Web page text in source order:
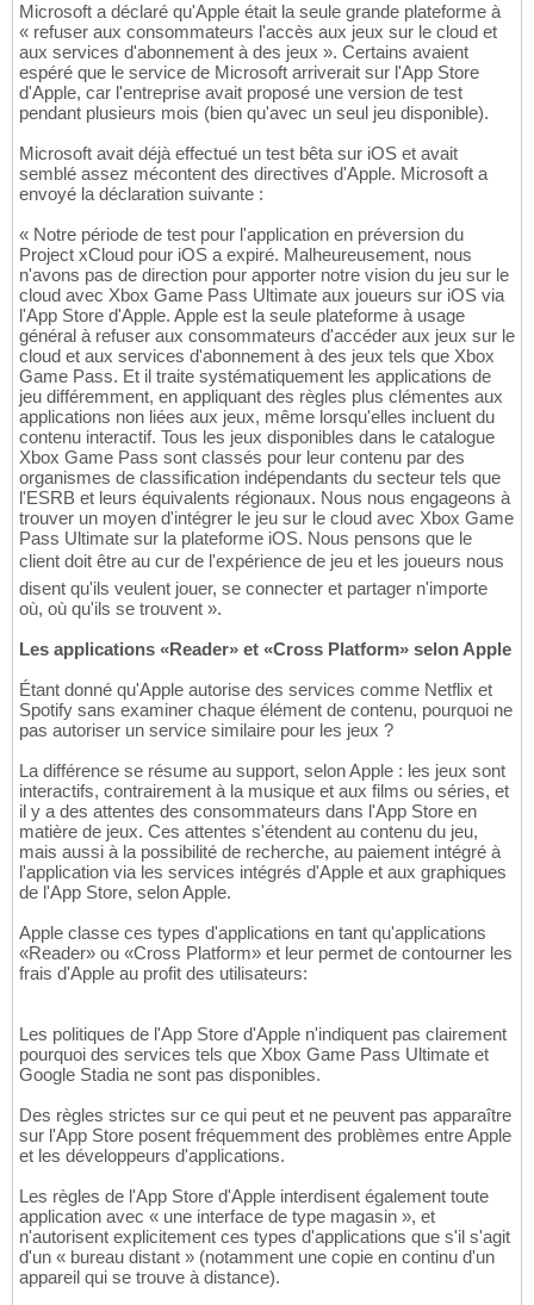
Microsoft a déclaré qu'Apple était la seule grande plateforme à
« refuser aux consommateurs l'accès aux jeux sur le cloud et
aux services d'abonnement à des jeux ». Certains avaient
espéré que le service de Microsoft arriverait sur l'App Store
d'Apple, car l'entreprise avait proposé une version de test
pendant plusieurs mois (bien qu'avec un seul jeu disponible).
Microsoft avait déjà effectué un test bêta sur iOS et avait
semblé assez mécontent des directives d'Apple. Microsoft a
envoyé la déclaration suivante :
« Notre période de test pour l'application en préversion du
Project xCloud pour iOS a expiré. Malheureusement, nous
n'avons pas de direction pour apporter notre vision du jeu sur le
cloud avec Xbox Game Pass Ultimate aux joueurs sur iOS via
l'App Store d'Apple. Apple est la seule plateforme à usage
général à refuser aux consommateurs d'accéder aux jeux sur le
cloud et aux services d'abonnement à des jeux tels que Xbox
Game Pass. Et il traite systématiquement les applications de
jeu différemment, en appliquant des règles plus clémentes aux
applications non liées aux jeux, même lorsqu'elles incluent du
contenu interactif. Tous les jeux disponibles dans le catalogue
Xbox Game Pass sont classés pour leur contenu par des
organismes de classification indépendants du secteur tels que
l'ESRB et leurs équivalents régionaux. Nous nous engageons à
trouver un moyen d'intégrer le jeu sur le cloud avec Xbox Game
Pass Ultimate sur la plateforme iOS. Nous pensons que le
client doit être au cur de l'expérience de jeu et les joueurs nous
disent qu'ils veulent jouer, se connecter et partager n'importe
où, où qu'ils se trouvent ».
Les applications «Reader» et «Cross Platform» selon Apple
Étant donné qu'Apple autorise des services comme Netflix et
Spotify sans examiner chaque élément de contenu, pourquoi ne
pas autoriser un service similaire pour les jeux ?
La différence se résume au support, selon Apple : les jeux sont
interactifs, contrairement à la musique et aux films ou séries, et
il y a des attentes des consommateurs dans l'App Store en
matière de jeux. Ces attentes s'étendent au contenu du jeu,
mais aussi à la possibilité de recherche, au paiement intégré à
l'application via les services intégrés d'Apple et aux graphiques
de l'App Store, selon Apple.
Apple classe ces types d'applications en tant qu'applications
«Reader» ou «Cross Platform» et leur permet de contourner les
frais d'Apple au profit des utilisateurs:
Les politiques de l'App Store d'Apple n'indiquent pas clairement
pourquoi des services tels que Xbox Game Pass Ultimate et
Google Stadia ne sont pas disponibles.
Des règles strictes sur ce qui peut et ne peuvent pas apparaître
sur l'App Store posent fréquemment des problèmes entre Apple
et les développeurs d'applications.
Les règles de l'App Store d'Apple interdisent également toute
application avec « une interface de type magasin », et
n'autorisent explicitement ces types d'applications que s'il s'agit
d'un « bureau distant » (notamment une copie en continu d'un
appareil qui se trouve à distance).